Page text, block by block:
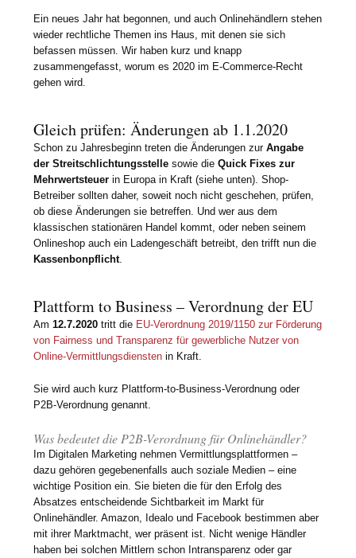
Ein neues Jahr hat begonnen, und auch Onlinehändlern stehen
wieder rechtliche Themen ins Haus, mit denen sie sich
befassen müssen. Wir haben kurz und knapp
zusammengefasst, worum es 2020 im E-Commerce-Recht
gehen wird.
Gleich prüfen: Änderungen ab 1.1.2020
Schon zu Jahresbeginn treten die Änderungen zurAngabe
der Streitschlichtungsstellesowie dieQuick Fixes zur
Mehrwertsteuerin Europa in Kraft (siehe unten). Shop-
Betreiber sollten daher, soweit noch nicht geschehen, prüfen,
ob diese Änderungen sie betreffen. Und wer aus dem
klassischen stationären Handel kommt, oder neben seinem
Onlineshop auch ein Ladengeschäft betreibt, den trifft nun die
Kassenbonpflicht
Plattform to Business – Verordnung der EU
Am12.7.2020tritt die EU-Verordnung 2019/1150 zur Förderung
von Fairness und Transparenz für gewerbliche Nutzer von
Online-Vermittlungsdiensten in Kraft.
Sie wird auch kurz Plattform-to-Business-Verordnung oder
P2B-Verordnung genannt.
Was bedeutet die P2B-Verordnung für Onlinehändler?
Im Digitalen Marketing nehmen Vermittlungsplattformen –
dazu gehören gegebenenfalls auch soziale Medien – eine
wichtige Position ein. Sie bieten die für den Erfolg des
Absatzes entscheidende Sichtbarkeit im Markt für
Onlinehändler. Amazon, Idealo und Facebook bestimmen aber
mit ihrer Marktmacht, wer präsent ist. Nicht wenige Händler
haben bei solchen Mittlern schon Intransparenz oder gar